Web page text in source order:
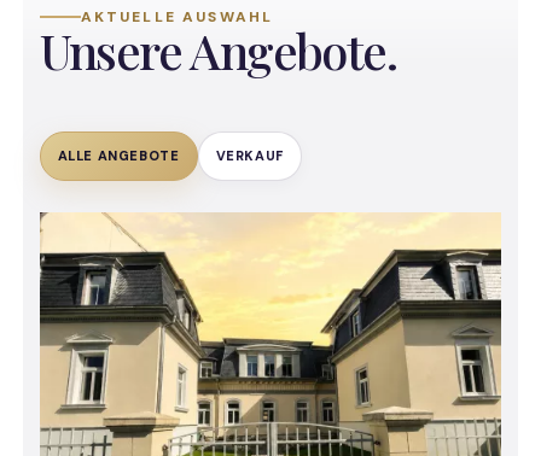
AKTUELLE AUSWAHL
Unsere Angebote.
ALLE ANGEBOTE VERKAUF